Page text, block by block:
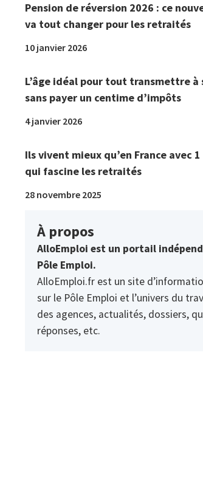
Pension de réversion 2026 : ce
va tout changer pour les retraités
10 janvier 2026
L’âge idéal pour tout transmettre à
sans payer un centime d’impôts
4 janvier 2026
Ils vivent mieux qu’en France avec
qui fascine les retraités
28 novembre 2025
À propos
AlloEmploi est un portail
Pôle Emploi.
AlloEmploi.fr est un site
sur le Pôle Emploi et l’univers du
des agences, actualités, dossiers,
réponses, etc.